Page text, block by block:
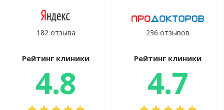
182 отзыва
Рейтинг клиники
4.8
236 отзывов
Рейтинг клиники
4.7